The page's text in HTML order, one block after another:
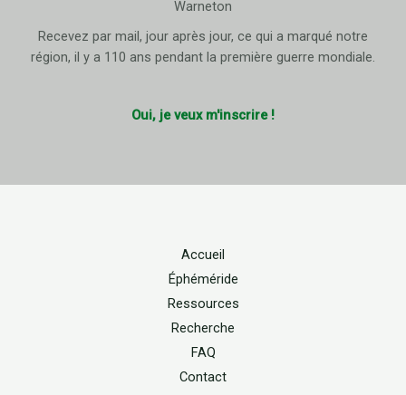
Warneton
Recevez par mail, jour après jour, ce qui a marqué notre
région, il y a 110 ans pendant la première guerre mondiale.
Oui, je veux m'inscrire !
Accueil
Éphéméride
Ressources
Recherche
FAQ
Contact